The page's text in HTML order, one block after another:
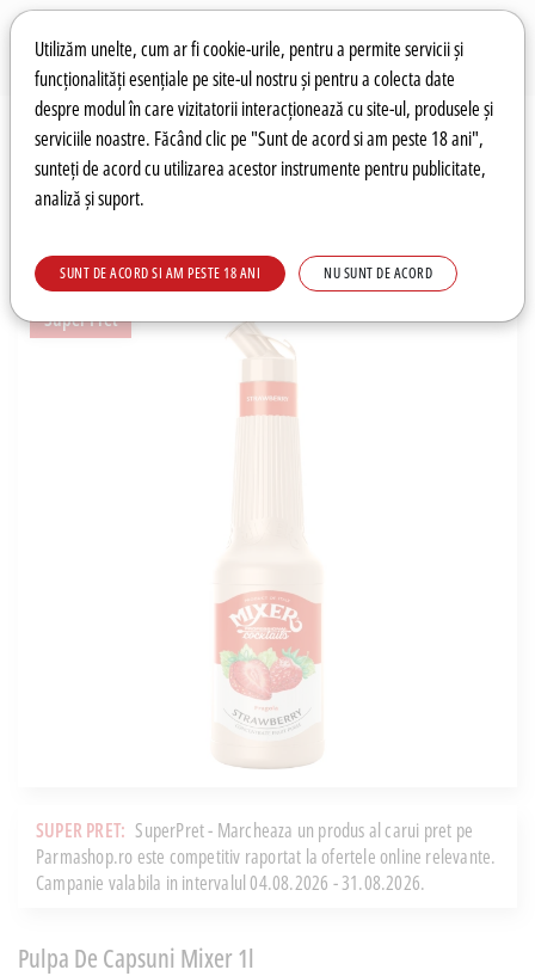
Preferințe pentru cookie-uri
Utilizăm unelte, cum ar fi cookie-urile, pentru a permite servicii și
funcționalități esențiale pe site-ul nostru și pentru a colecta date
despre modul în care vizitatorii interacționează cu site-ul, produsele și
serviciile noastre. Făcând clic pe "Sunt de acord si am peste 18 ani",
sunteți de acord cu utilizarea acestor instrumente pentru publicitate,
analiză și suport.
SUNT DE ACORD SI AM PESTE 18 ANI NU SUNT DE ACORD
Wishlist Autentificare
Super Pret
SUPER PRET: SuperPret - Marcheaza un produs al carui pret pe
Parmashop.ro este competitiv raportat la ofertele online relevante.
Campanie valabila in intervalul 04.08.2026 - 31.08.2026.
Pulpa De Capsuni Mixer 1l